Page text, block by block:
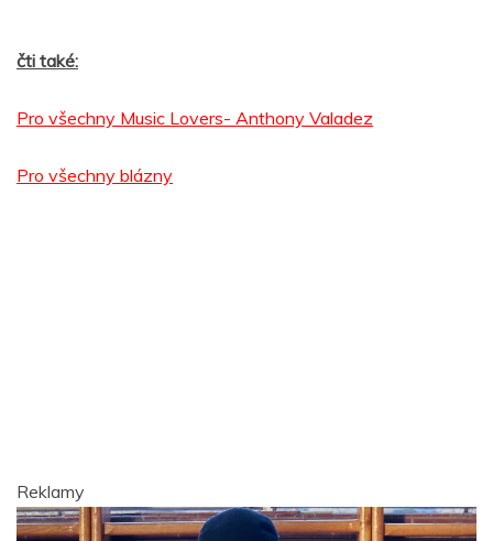
čti také:
Pro všechny Music Lovers- Anthony Valadez
Pro všechny blázny
Reklamy